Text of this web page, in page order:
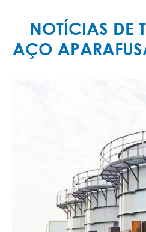
NOTÍCIAS DE
AÇO